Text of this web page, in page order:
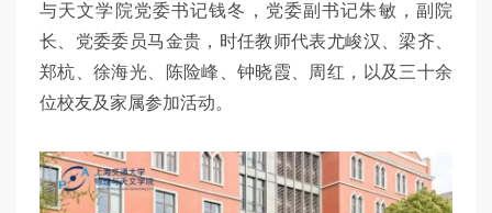
与天文学院党委书记钱冬，党委副书记朱敏，副院
长、党委委员马金贵，时任教师代表尤峻汉、梁齐、
郑杭、徐海光、陈险峰、钟晓霞、周红，以及三十余
位校友及家属参加活动。